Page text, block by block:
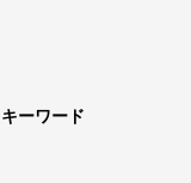
キーワード